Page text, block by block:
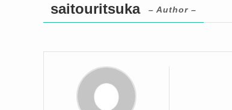
saitouritsuka – Author –